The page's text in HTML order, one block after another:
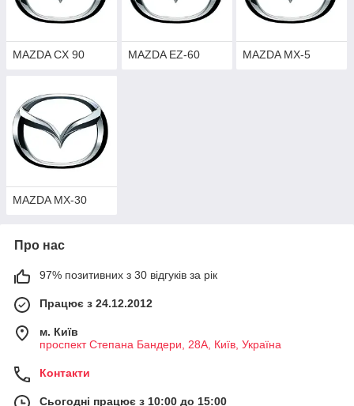
MAZDA CX 90 MAZDA EZ-60 MAZDA MX-5
MAZDA MX-30
Про нас
97% позитивних з 30 відгуків за рік
Працює з 24.12.2012
м. Київ
проспект Степана Бандери, 28А, Київ, Україна
Контакти
Сьогодні працює з 10:00 до 15:00